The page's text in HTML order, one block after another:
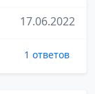
17.06.2022
1 ответов